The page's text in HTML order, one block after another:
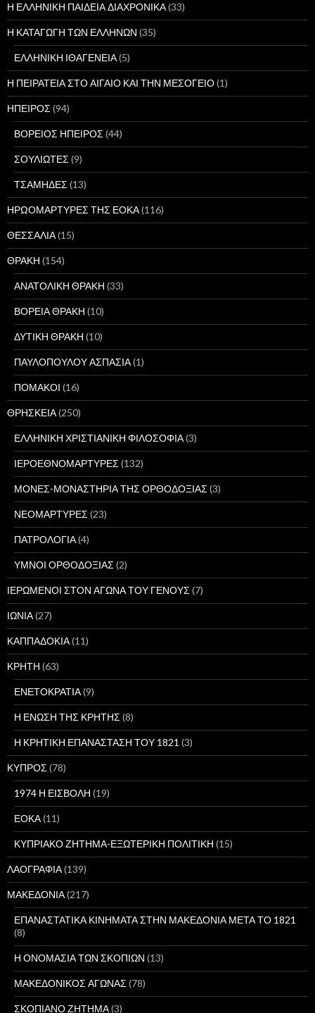
Η ΕΛΛΗΝΙΚΗ ΠΑΙΔΕΙΑ ΔΙΑΧΡΟΝΙΚΑ(33)
Η ΚΑΤΑΓΩΓΗ ΤΩΝ ΕΛΛΗΝΩΝ (35)
ΕΛΛΗΝΙΚΗ ΙΘΑΓΕΝΕΙΑ(5)
Η ΠΕΙΡΑΤΕΙΑ ΣΤΟ ΑΙΓΑΙΟ ΚΑΙ ΤΗΝ ΜΕΣΟΓΕΙΟ(1)
ΗΠΕΙΡΟΣ (94)
ΒΟΡΕΙΟΣ ΗΠΕΙΡΟΣ (44)
ΣΟΥΛΙΩΤΕΣ (9)
ΤΣΑΜΗΔΕΣ (13)
ΗΡΩΟΜΑΡΤΥΡΕΣ ΤΗΣ ΕΟΚΑ(116)
ΘΕΣΣΑΛΙΑ(15)
ΘΡΑΚΗ (154)
ΑΝΑΤΟΛΙΚΗ ΘΡΑΚΗ (33)
ΒΟΡΕΙΑ ΘΡΑΚΗ (10)
ΔΥΤΙΚΗ ΘΡΑΚΗ (10)
ΠΑΥΛΟΠΟΥΛΟΥ ΑΣΠΑΣΙΑ(1)
ΠΟΜΑΚΟΙ (16)
ΘΡΗΣΚΕΙΑ(250)
ΕΛΛΗΝΙΚΗ ΧΡΙΣΤΙΑΝΙΚΗ ΦΙΛΟΣΟΦΙΑ(3)
ΙΕΡΟΕΘΝΟΜΑΡΤΥΡΕΣ (132)
ΜΟΝΕΣ-ΜΟΝΑΣΤΗΡΙΑ ΤΗΣ ΟΡΘΟΔΟΞΙΑΣ (3)
ΝΕΟΜΑΡΤΥΡΕΣ (23)
ΠΑΤΡΟΛΟΓΙΑ(4)
ΥΜΝΟΙ ΟΡΘΟΔΟΞΙΑΣ (2)
ΙΕΡΩΜΕΝΟΙ ΣΤΟΝ ΑΓΩΝΑ ΤΟΥ ΓΕΝΟΥΣ (7)
ΙΩΝΙΑ(27)
ΚΑΠΠΑΔΟΚΙΑ(11)
ΚΡΗΤΗ (63)
ΕΝΕΤΟΚΡΑΤΙΑ(9)
Η ΕΝΩΣΗ ΤΗΣ ΚΡΗΤΗΣ (8)
Η ΚΡΗΤΙΚΗ ΕΠΑΝΑΣΤΑΣΗ ΤΟΥ 1821 (3)
ΚΥΠΡΟΣ (78)
1974 Η ΕΙΣΒΟΛΗ (19)
ΕΟΚΑ(11)
ΚΥΠΡΙΑΚΟ ΖΗΤΗΜΑ-ΕΞΩΤΕΡΙΚΗ ΠΟΛΙΤΙΚΗ (15)
ΛΑΟΓΡΑΦΙΑ(139)
ΜΑΚΕΔΟΝΙΑ(217)
ΕΠΑΝΑΣΤΑΤΙΚΑ ΚΙΝΗΜΑΤΑ ΣΤΗΝ ΜΑΚΕΔΟΝΙΑ ΜΕΤΑ ΤΟ 1821
(8)
Η ΟΝΟΜΑΣΙΑ ΤΩΝ ΣΚΟΠΙΩΝ (13)
ΜΑΚΕΔΟΝΙΚΟΣ ΑΓΩΝΑΣ (78)
ΣΚΟΠΙΑΝΟ ΖΗΤΗΜΑ(3)